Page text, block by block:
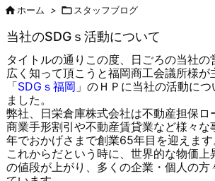
ホーム >  スタッフブログ
当社のSDGｓ活動について
タイトルの通りこの度、日ごろの当社の
広く知って頂こうと福岡商工会議所様が
「SDGｓ福岡 」のＨＰに当社の活動に
ました。
弊社、日栄倉庫株式会社は不動産担保ロ
商業手形割引や不動産賃貸業など様々な
年でおかげさまで創業65年目を迎えま
これからだという時に、世界的な物価上
の値段が上がり、多くの企業・個人の方